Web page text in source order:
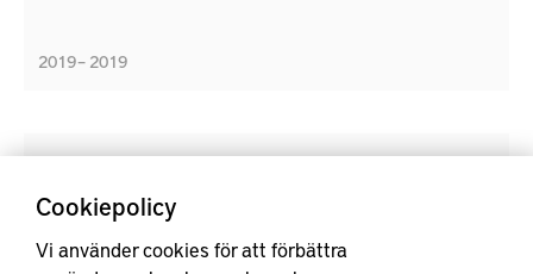
från tillverkande maskiner och sensorer och definiera
2019 – 2019
PSARP – Mobilitet mellan VCC och Ziegler
Cookiepolicy
Vi använder cookies för att förbättra